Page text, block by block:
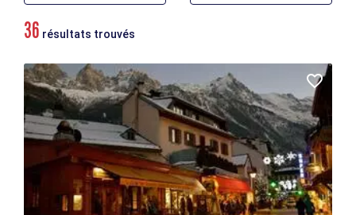
36 résultats trouvés